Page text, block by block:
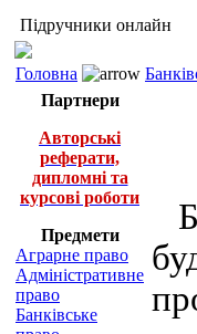
Підручники онлайн
Головна
Партнери
Авторські
реферати,
дипломні та
курсові роботи
Предмети
Аграрне право
Адміністративне
право
Банківське